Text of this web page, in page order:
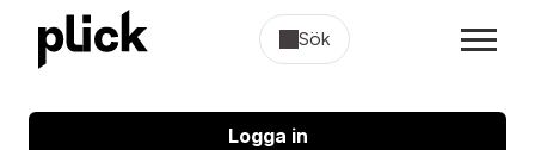
Sök
Logga in